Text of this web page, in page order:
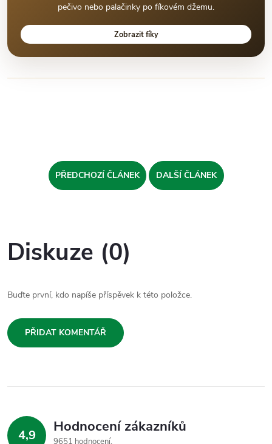
pečivo nebo palačinky po fíkovém džemu.
Zobrazit fíky
PŘEDCHOZÍ ČLÁNEK DALŠÍ ČLÁNEK
Diskuze (0)
Buďte první, kdo napíše příspěvek k této položce.
PŘIDAT KOMENTÁŘ
4,9 Hodnocení zákazníků
9651 hodnocení